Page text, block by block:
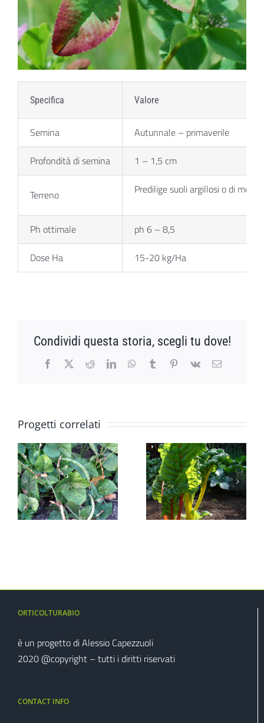
Specifica Valore
Semina
Autunnale – primaverile
Profondità di semina
1 – 1,5 cm
Terreno Predilige suoli argillosi o di
Ph ottimale
ph 6 – 8,5
Dose Ha
15-20 kg/Ha
Condividi questa storia, scegli tu dove!
Facebook
X RedditLinkedInWhatsApp
TumblrPinterest
Vk Email
Progetti correlati
Barbabietola
da foraggio
Miglio
ORTICOLTURABIO
è un progetto di Alessio Capezzuoli
2020 @copyright – tutti i diritti riservati
CONTACT INFO